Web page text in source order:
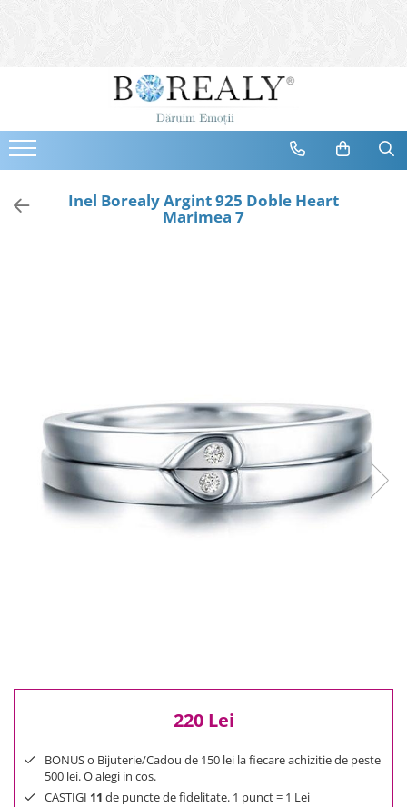
Bijuterii
Cercei
Bratari
Coliere
Reduceri
Cele mai noi
Cele mai vandute
Cele mai votate
Cu video
Inel Borealy Argint 925 Doble Heart
Marimea 7
220 Lei
BONUS o Bijuterie/Cadou de 150 lei la fiecare achizitie de peste
500 lei. O alegi in cos.
CASTIGI 11 de puncte de fidelitate. 1 punct = 1 Lei